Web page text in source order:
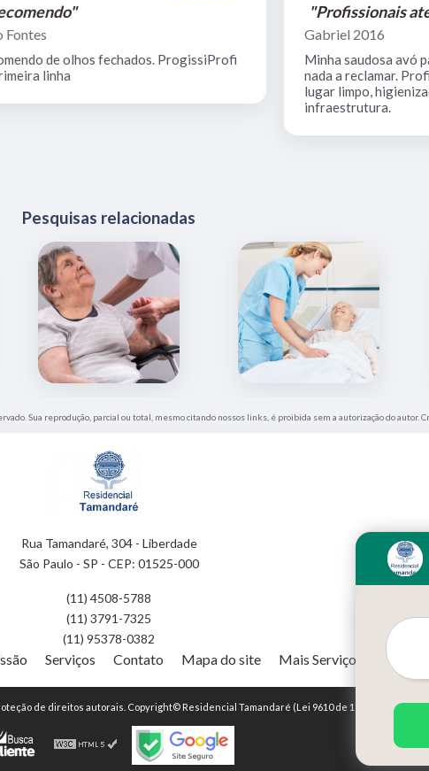
Fontes
de olhos fechados. ProgissiProfi
linha
"Profissionais
Gabriel 2016
Minha saudosa avó
nada a reclamar.
lugar limpo,
infraestrutura.
Pesquisas relacionadas
Sua reprodução, parcial ou total, mesmo citando nossos links, é proibida sem a autorização do autor.
Rua Tamandaré, 304 - Liberdade
São Paulo - SP - CEP: 01525-000
(11) 4508-5788
(11) 3791-7325
(11) 95378-0382
Serviços Contato Mapa do site Mais Serviços
de direitos autorais. Copyright© Residencial Tamandaré (Lei 9610 de 19/02/1998)